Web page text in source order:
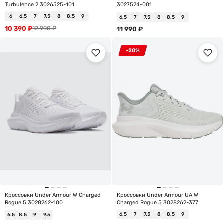
Turbulence 2 3026525-101
6 6.5 7 7.5 8 8.5 9
12 990₽
10 390 ₽
3027524-001
6.5 7 7.5 8 8.5 9
11 990 ₽
Кроссовки Under Armour W Charged
Rogue 5 3028262-100
6.5 8.5 9 9.5
-20%
Кроссовки Under Armour UA W
Charged Rogue 5 3028262-377
6.5 7 7.5 8 8.5 9